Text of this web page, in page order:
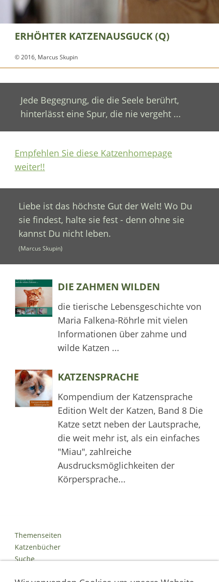
ERHÖHTER KATZENAUSGUCK (Q)
© 2016, Marcus Skupin
Jede Begegnung, die die Seele berührt,
hinterlässt eine Spur, die nie vergeht ...
Empfehlen Sie diese Katzenhomepage
weiter!!
Liebe ist das höchste Gut der Welt! Wo Du
sie findest, halte sie fest - denn ohne sie
kannst Du nicht leben.
(Marcus Skupin)
DIE ZAHMEN WILDEN
die tierische Lebensgeschichte von
Maria Falkena-Röhrle mit vielen
Informationen über zahme und
wilde Katzen ...
KATZENSPRACHE
Kompendium der Katzensprache
Edition Welt der Katzen, Band 8 Die
Katze setzt neben der Lautsprache,
die weit mehr ist, als ein einfaches
"Miau", zahlreiche
Ausdrucksmöglichkeiten der
Körpersprache...
Themenseiten
Katzenbücher
Suche